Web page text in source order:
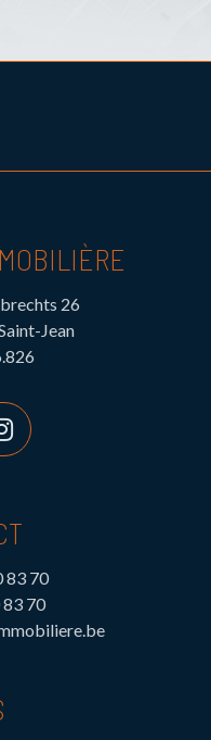
26
Jean
83 70
70